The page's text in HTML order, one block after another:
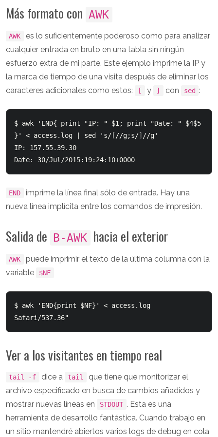
Más formato con AWK
AWK
es lo suficientemente poderoso como para analizar
cualquier entrada en bruto en una tabla sin ningún
esfuerzo extra de mi parte. Este ejemplo imprime la IP y
la marca de tiempo de una visita después de eliminar los
caracteres adicionales como estos:
[ y ] con sed :
$ awk 'END{ print "IP: " $1; print "Date: " $4$5
}' < access.log | sed 's/[//g;s/]//g'
IP: 157.55.39.30
END
imprime la línea final sólo de entrada. Hay una
nueva línea implícita entre los comandos de impresión.
Salida de B-AWK hacia el exterior
AWK
puede imprimir el texto de la última columna con la
variable
$NF
$ awk 'END{print $NF}' < access.log
Ver a los visitantes en tiempo real
tail -f dice a tail
que tiene que monitorizar el
archivo especificado en busca de cambios añadidos y
mostrar nuevas líneas en
STDOUT . Esta es una
herramienta de desarrollo fantástica. Cuando trabajo en
un sitio mantendré abiertos varios logs de debug en cola